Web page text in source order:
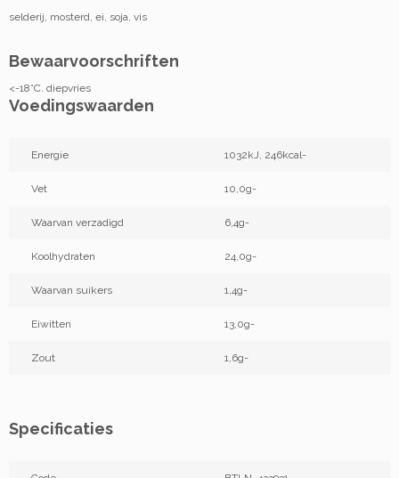
selderij, mosterd, ei, soja, vis
Bewaarvoorschriften
<-18°C. diepvries
Voedingswaarden
Energie 1032kJ, 246kcal-
Vet 10,0g-
Waarvan verzadigd 6,4g-
Koolhydraten 24,0g-
Waarvan suikers 1,4g-
Eiwitten 13,0g-
Zout 1,6g-
Specificaties